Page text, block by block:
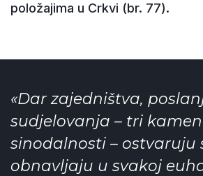
položajima u Crkvi (br. 77).
«Dar zajedništva,
sudjelovanja – tri
sinodalnosti – ostvaruju
obnavljaju u svakoj